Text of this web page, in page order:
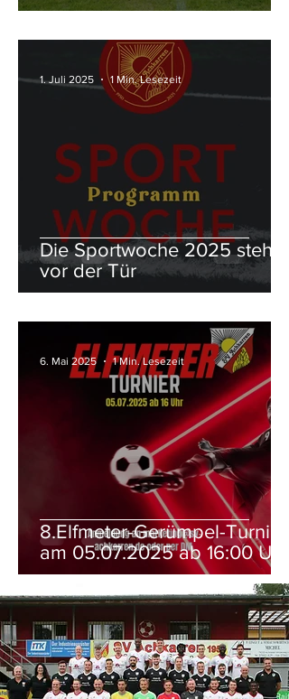
Die Sportwoche 2025 steht
vor der Tür
1. Juli 2025 1 Min. Lesezeit
8.Elfmeter-Gerümpel-Turnier
am 05.07.2025 ab 16:00 Uhr
6. Mai 2025 1 Min. Lesezeit